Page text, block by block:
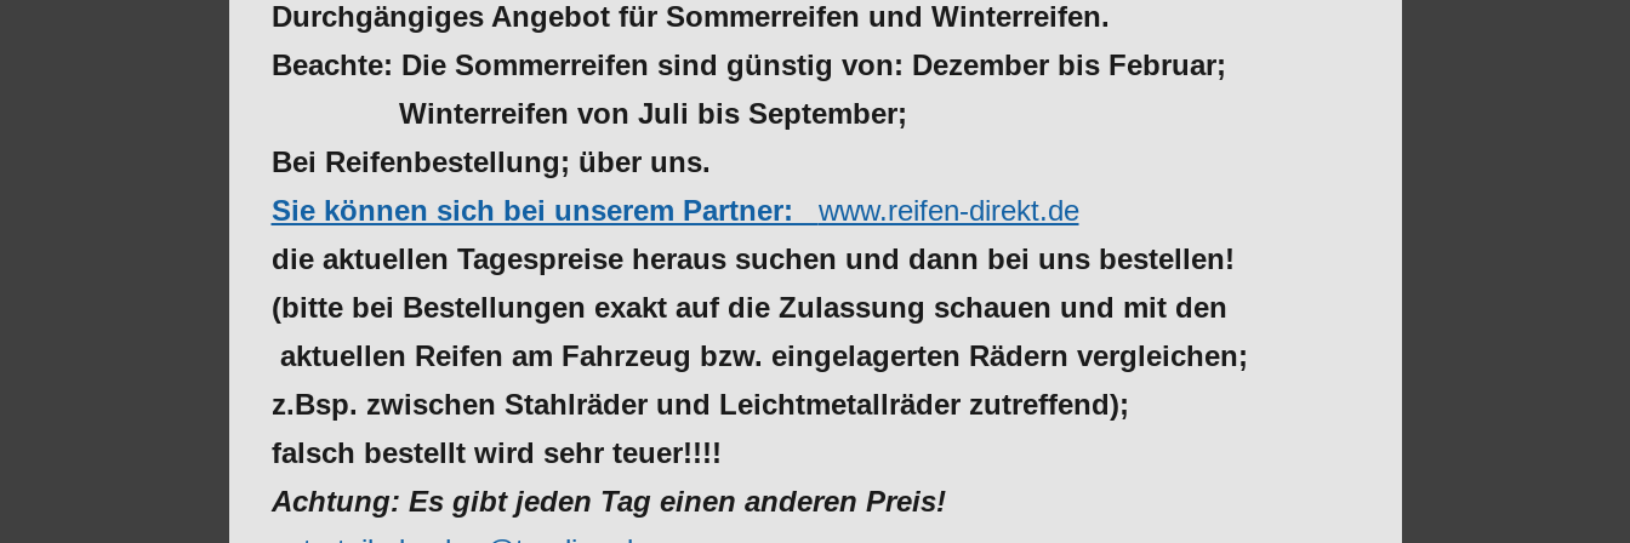
Durchgängiges Angebot für Sommerreifen und Winterreifen.
Beachte: Die Sommerreifen sind günstig von: Dezember bis Februar;
Winterreifen von Juli bis September;
Bei Reifenbestellung; über uns.
Sie können sich bei unserem Partner: www.reifen-direkt.de
die aktuellen Tagespreise heraus suchen und dann bei uns bestellen!
(bitte bei Bestellungen exakt auf die Zulassung schauen und mit den
aktuellen Reifen am Fahrzeug bzw. eingelagerten Rädern vergleichen;
z.Bsp. zwischen Stahlräder und Leichtmetallräder zutreffend);
falsch bestellt wird sehr teuer!!!!
Achtung: Es gibt jeden Tag einen anderen Preis!